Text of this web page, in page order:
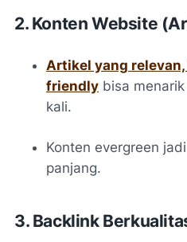
2. Konten Website
Artikel yang
friendly bisa
kali.
Konten evergreen
panjang.
3. Backlink